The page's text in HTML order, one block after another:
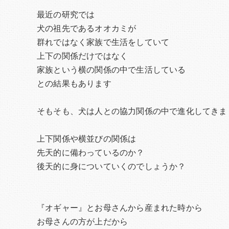
最近の研究では
犬の祖先であるオオカミが
群れではなく家族で生活をしていて
上下の関係だけではなく
家族という横の関係の中で生活している
との結果もあります
そもそも、犬は人との協力関係の中で進化してき
上下関係や横並びの関係は
先天的に備わっているのか？
後天的に身についていくのでしょうか？
『オギャー』とお母さんから産まれた時から
お母さんの方が上だから